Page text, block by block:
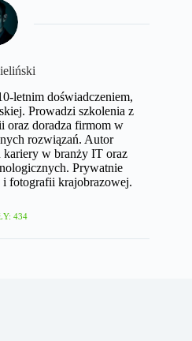
letnim doświadczeniem,
Prowadzi szkolenia z
oraz doradza firmom w
rozwiązań. Autor
kariery w branży IT oraz
Prywatnie
fotografii krajobrazowej.
434